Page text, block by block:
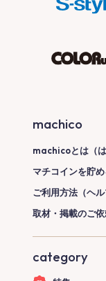
machico
machicoとは（は
マチコインを貯
ご利用方法（ヘル
取材・掲載のご
category